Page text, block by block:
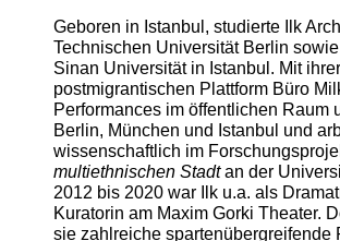
Geboren in Istanbul, studierte Ilk
Technischen Universität Berlin
Sinan Universität in Istanbul. Mit ihrer
postmigrantischen Plattform Büro
Performances im öffentlichen Raum
Berlin, München und Istanbul und
wissenschaftlich im
multiethnischen Stadtan der
2012 bis 2020 war Ilk u.a. als
Kuratorin am Maxim Gorki Theater.
sie zahlreiche spartenübergreifende